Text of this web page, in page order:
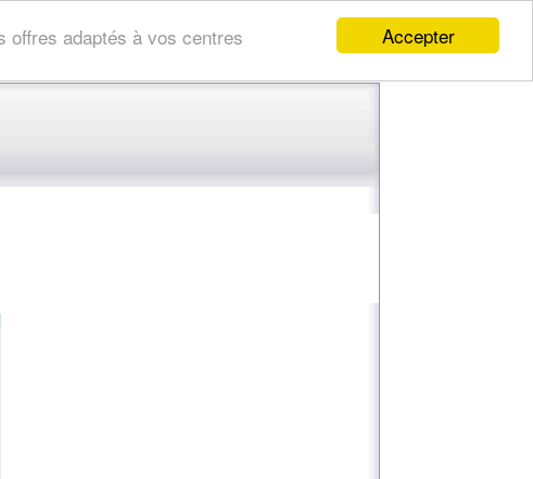
Accepter
offres adaptés à vos centres